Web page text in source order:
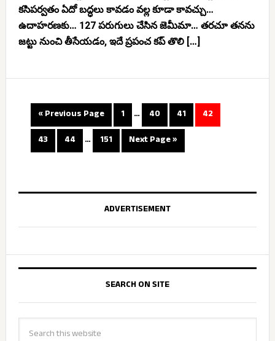
కసిపర్వతం ఏదో బద్ధలు కావడం వల్ల కూడా కావచ్చు…
ఉదాహరణకు… 127 పరుగులు చేసిన జెమీమా… తరచూ తనను
జట్టు నుంచి తీసేయడం, ఇదే ప్రపంచ కప్ తొలి […]
« Previous Page 1 … 40 41
42
43
44 … 151 Next Page »
ADVERTISEMENT
SEARCH ON SITE